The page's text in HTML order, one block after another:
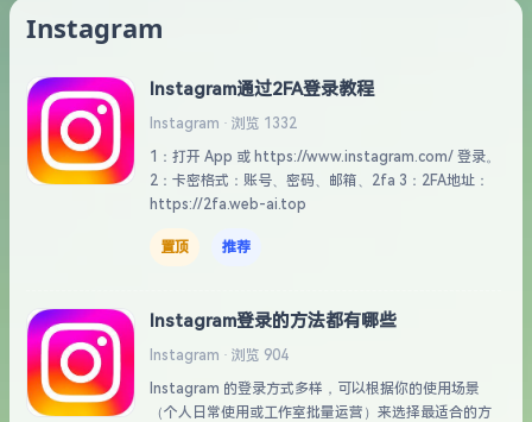
Instagram
Instagram通过2FA登录教程
Instagram · 浏览 1332
1：打开 App 或 https://www.instagram.com/ 登录。
2：卡密格式：账号、密码、邮箱、2fa 3：2FA地址：
https://2fa.web-ai.top
置顶 推荐
Instagram登录的方法都有哪些
Instagram · 浏览 904
Instagram 的登录方式多样，可以根据你的使用场景
（个人日常使用或工作室批量运营）来选择最适合的方